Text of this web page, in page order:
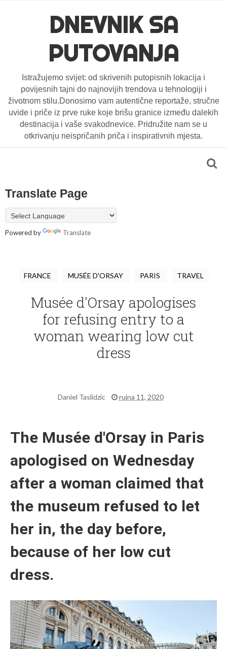
DNEVNIK SA
PUTOVANJA
Istražujemo svijet: od skrivenih putopisnih lokacija i
povijesnih tajni do najnovijih trendova u tehnologiji i
životnom stilu.Donosimo vam autentične reportaže, stručne
uvide i priče iz prve ruke koje brišu granice između dalekih
destinacija i vaše svakodnevice. Pridružite nam se u
otkrivanju neispričanih priča i inspirativnih mjesta.
Translate Page
Powered by Translate
FRANCE MUSÉE D'ORSAY PARIS TRAVEL
Musée d'Orsay apologises
for refusing entry to a
woman wearing low cut
dress
Daniel Taslidzic rujna 11, 2020
The Musée d'Orsay in Paris
apologised on Wednesday
after a woman claimed that
the museum refused to let
her in, the day before,
because of her low cut
dress.